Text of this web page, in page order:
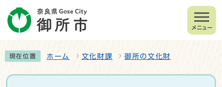
メニュー
現在位置 ホーム 文化財課 御所の文化財